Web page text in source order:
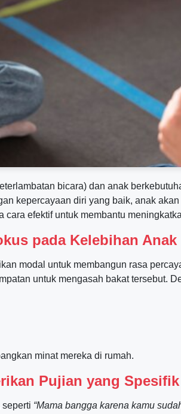
bicara) dan anak
kepercayaan diri yang baik, anak
efektif untuk membantu
pada Kelebihan Anak
modal untuk membangun rasa
untuk mengasah bakat tersebut.
minat mereka di rumah.
Pujian yang Spesifik
“Mama bangga karena kamu